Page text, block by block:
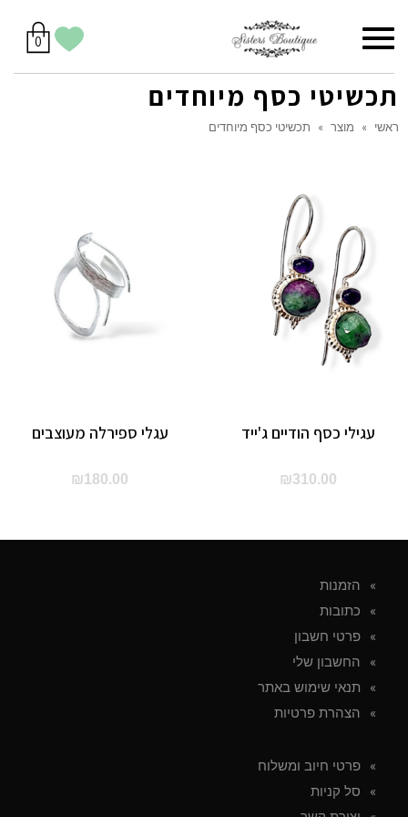
יש
לך
0מוצרים
בסל
הווישליסט
תפריט
תכשיטי כסף מיוחדים
ראשי » מוצר » תכשיטי כסף מיוחדים
עגלי ספירלה מעוצבים
₪180.00
עגילי כסף הודיים ג'ייד
₪310.00
הזמנות
כתובות
פרטי חשבון
החשבון שלי
תנאי שימוש באתר
הצהרת פרטיות
פרטי חיוב ומשלוח
סל קניות